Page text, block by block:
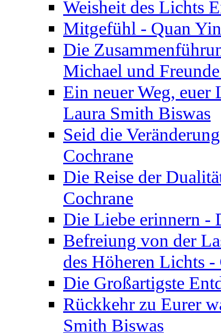
Weisheit des Lichts
Mitgefühl - Quan
Die
Michael und
Ein neuer Weg, euer
Laura Smith Biswas
Seid die
Cochrane
Die Reise der
Cochrane
Die Liebe erinnern -
Befreiung von der
des Höheren Lichts
Die Großartigste
Rückkehr zu Eurer
Smith Biswas